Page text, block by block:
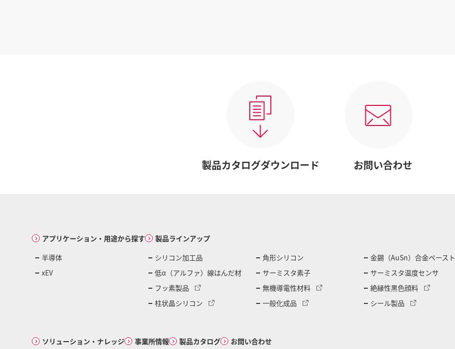
製品カタログダウンロード お問い合わせ
アプリケーション・用途から探す
半導体
xEV
製品ラインアップ
シリコン加工品
角形シリコン 金錫（AuSn）合金ペースト
低α（アルファ）線はんだ材
サーミスタ素子 サーミスタ温度センサ
フッ素製品
無機導電性材料 絶縁性黒色顔料
柱状晶シリコン
一般化成品 シール製品
ソリューション・ナレッジ 事業所情報 製品カタログ お問い合わせ